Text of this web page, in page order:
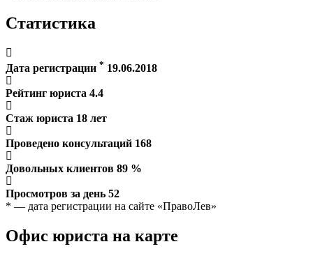
Статистика
Дата регистрации * 19.06.2018
Рейтинг юриста 4.4
Стаж юриста 18 лет
Проведено консультаций 168
Довольных клиентов 89 %
Просмотров за день 52
* — дата регистрации на сайте «ПравоЛев»
Офис юриста на карте